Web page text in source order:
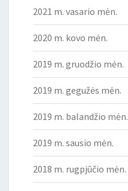
2021 m. vasario mėn.
2020 m. kovo mėn.
2019 m. gruodžio mėn.
2019 m. gegužės mėn.
2019 m. balandžio mėn.
2019 m. sausio mėn.
2018 m. rugpjūčio mėn.